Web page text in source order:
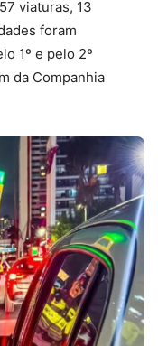
viaturas, 13
foram
1º e pelo 2º
da Companhia